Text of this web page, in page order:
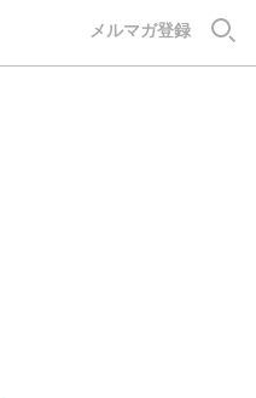
メルマガ登録